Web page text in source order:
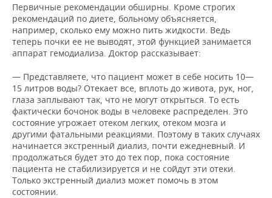
Первичные рекомендации обширны. Кроме строгих
рекомендаций по диете, больному объясняется,
например, сколько ему можно пить жидкости. Ведь
теперь почки ее не выводят, этой функцией занимается
аппарат гемодиализа. Доктор рассказывает:
— Представляете, что пациент может в себе носить 10—
15 литров воды? Отекает все, вплоть до живота, рук, ног,
глаза заплывают так, что не могут открыться. То есть
фактически бочонок воды в человеке распределен. Это
состояние угрожает отеком легких, отеком мозга и
другими фатальными реакциями. Поэтому в таких случаях
начинается экстренный диализ, почти ежедневный. И
продолжаться будет это до тех пор, пока состояние
пациента не стабилизируется и не сойдут эти отеки.
Только экстренный диализ может помочь в этом
состоянии.